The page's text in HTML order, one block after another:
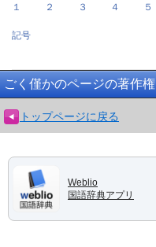
１ ２ ３ ４ ５
記号
ごく僅かのページの著作権
トップページに戻る
Weblio
国語辞典アプリ